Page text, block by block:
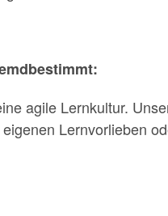
agile Lernkultur.
Lernvorlieben